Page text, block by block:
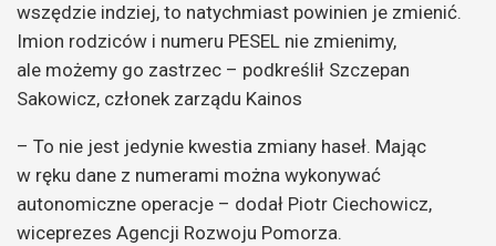
wszędzie indziej, to natychmiast powinien je zmienić.
Imion rodziców i numeru PESEL nie zmienimy,
ale możemy go zastrzec – podkreślił Szczepan
Sakowicz, członek zarządu Kainos
– To nie jest jedynie kwestia zmiany haseł. Mając
w ręku dane z numerami można wykonywać
autonomiczne operacje – dodał Piotr Ciechowicz,
wiceprezes Agencji Rozwoju Pomorza.